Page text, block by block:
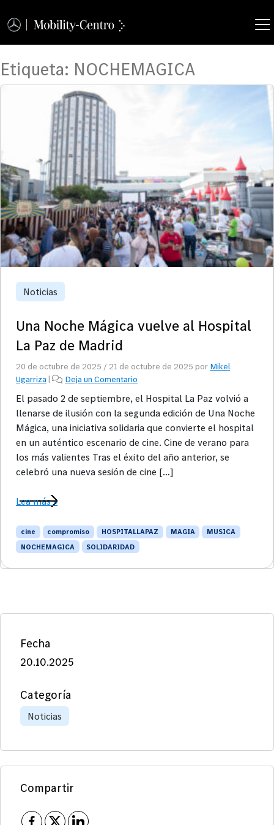
Etiqueta: NOCHEMAGICA
Noticias
Una Noche Mágica vuelve al Hospital
La Paz de Madrid
20 de octubre de 2025 / 21 de octubre de 2025 por Mikel
Ugarriza | Deja un Comentario
El pasado 2 de septiembre, el Hospital La Paz volvió a
llenarse de ilusión con la segunda edición de Una Noche
Mágica, una iniciativa solidaria que convierte el hospital
en un auténtico escenario de cine. Cine de verano para
los más valientes Tras el éxito del año anterior, se
celebró una nueva sesión de cine […]
Lea más »
cine compromiso HOSPITALLAPAZ MAGIA
MUSICA
NOCHEMAGICA
SOLIDARIDAD
Fecha
20.10.2025
Categoría
Noticias
Compartir